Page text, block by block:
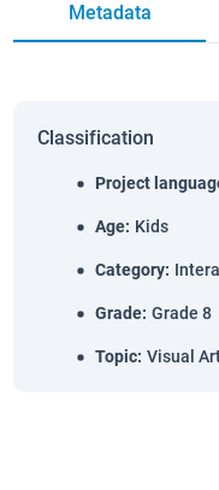
Metadata
Classification
Project
Age: Kids
Category:
Grade: Grade 8
Topic: Visual